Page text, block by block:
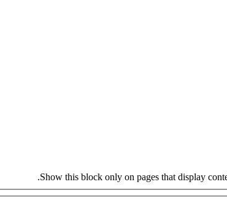
Show this block only on pages that display